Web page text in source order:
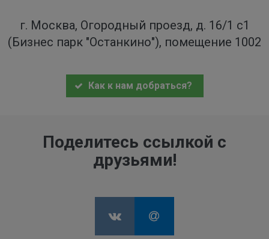
г. Москва, Огородный проезд, д. 16/1 с1
(Бизнес парк "Останкино"), помещение 1002
Как к нам добраться?
Поделитесь ссылкой с
друзьями!